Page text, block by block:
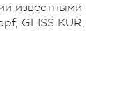
известными
GLISS KUR,